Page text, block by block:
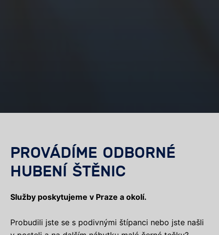
PROVÁDÍME ODBORNÉ
HUBENÍ ŠTĚNIC
Služby poskytujeme v Praze a okolí.
Probudili jste se s podivnými štípanci nebo jste našli